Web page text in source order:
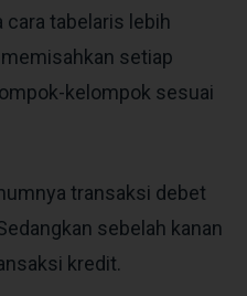
cara tabelaris lebih
setiap
kelompok sesuai
transaksi debet
sebelah kanan
kredit.